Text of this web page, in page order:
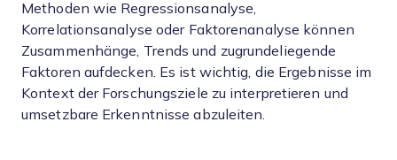
Methoden wie Regressionsanalyse,
Korrelationsanalyse oder Faktorenanalyse können
Zusammenhänge, Trends und zugrundeliegende
Faktoren aufdecken. Es ist wichtig, die Ergebnisse im
Kontext der Forschungsziele zu interpretieren und
umsetzbare Erkenntnisse abzuleiten.